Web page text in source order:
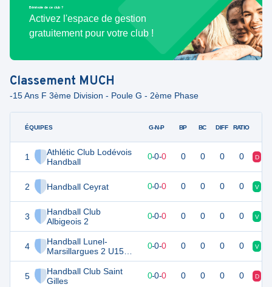
Bénévole de ce club ?
Activez l'espace de gestion
gratuitement pour votre club !
Classement MUCH
-15 Ans F 3ème Division - Poule G - 2ème Phase
ÉQUIPES
1
Athlétic Club Lodévois
Handball
2 Handball Ceyrat
3
Handball Club
Albigeois 2
4
Handball Lunel-
Marsillargues 2 U15
Féminines
5
Handball Club Saint
Gilles
G-N-P BP BC DIFF RATIO
0 0 0-0-0 0 0 0 0 D
0-0-0 0 0 0 0 V
0-0-0 0 0 0 0 V
0 0-0-0 0 0 0 0 V
0 0-0-0 0 0 0 0 D